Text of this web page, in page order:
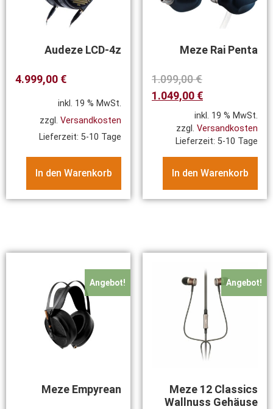
Audeze LCD-4z
4.999,00 €
inkl. 19 % MwSt.
zzgl. Versandkosten
Lieferzeit: 5-10 Tage
In den Warenkorb
Meze Rai Penta
1.099,00€
1.049,00 €
inkl. 19 % MwSt.
zzgl. Versandkosten
Lieferzeit: 5-10 Tage
In den Warenkorb
Angebot!
Meze Empyrean
Angebot!
Meze 12 Classics
Wallnuss Gehäuse